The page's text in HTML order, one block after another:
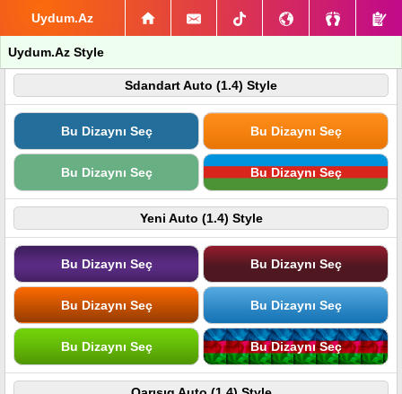
Uydum.Az
Uydum.Az Style
Sdandart Auto (1.4) Style
Bu Dizaynı Seç Bu Dizaynı Seç
Bu Dizaynı Seç Bu Dizaynı Seç
Yeni Auto (1.4) Style
Bu Dizaynı Seç Bu Dizaynı Seç
Bu Dizaynı Seç Bu Dizaynı Seç
Bu Dizaynı Seç Bu Dizaynı Seç